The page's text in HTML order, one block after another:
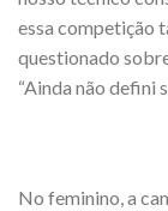
essa competição
questionado
“Ainda não defini
No feminino, a